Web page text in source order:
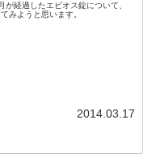
が経過したエビオス錠について、
みようと思います。
2014.03.17